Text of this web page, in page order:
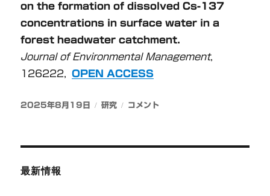
on the formation of dissolved Cs-137
concentrations in surface water in a
forest headwater catchment.
Journal of Environmental Management,
126222,
OPEN ACCESS
投
2025年8月19日
カ
研究
新
コメント
最新情報